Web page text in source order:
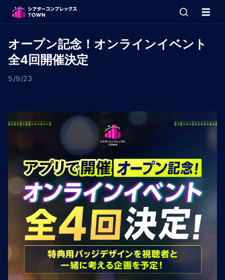
オープン記念！オンラインイベント
全4回開催決定
5/9/23